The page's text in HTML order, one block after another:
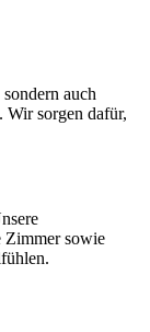
auch
Wir sorgen dafür,
Zimmer sowie